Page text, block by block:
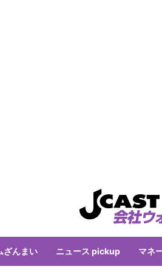
ざんまい ニュース pickup マネ